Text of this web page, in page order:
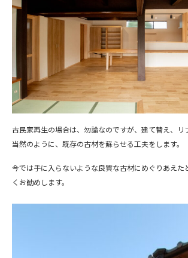
古民家再生の場合は、勿論なのですが、建て替え、リ
当然のように、既存の古材を蘇らせる工夫をします。
今では手に入らないような良質な古材にめぐりあえた
くお勧めします。